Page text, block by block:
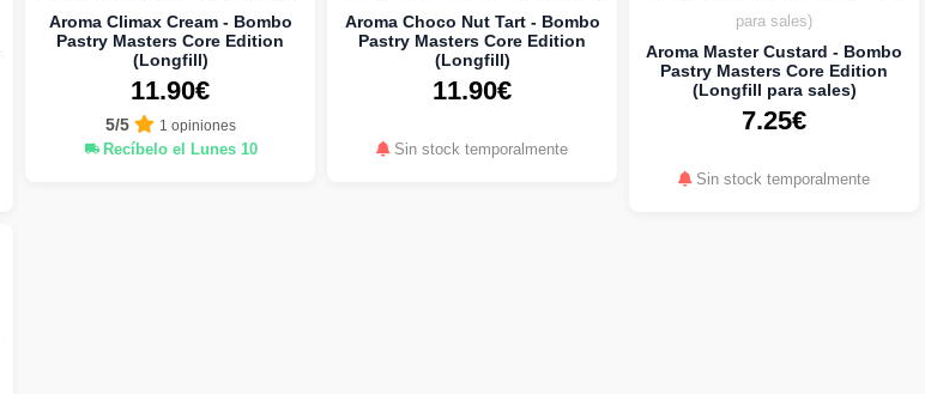
Aroma Climax Cream - Bombo
Pastry Masters Core Edition
(Longfill)
11.90€
5/5 1 opiniones
Recíbelo el Lunes 10
Aroma Choco Nut Tart - Bombo
Pastry Masters Core Edition
(Longfill)
11.90€
Sin stock temporalmente
Aroma Master Custard - Bombo
Pastry Masters Core Edition
(Longfill para sales)
7.25€
Sin stock temporalmente